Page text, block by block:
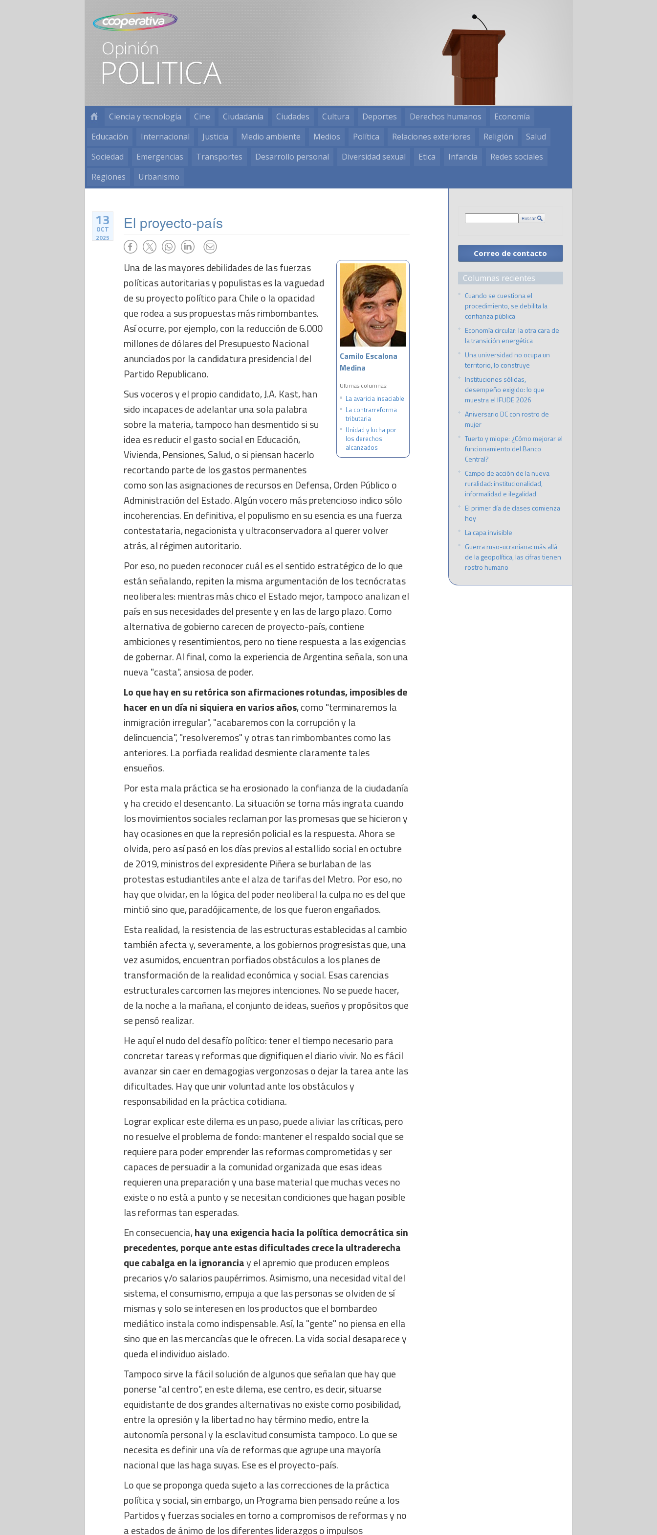
Ciencia y tecnología Cine Ciudadanía Ciudades Cultura Deportes Derechos humanos
Economía
Educación
Internacional Justicia Medio ambiente Medios Política Relaciones exteriores Religión
Salud
Sociedad
Emergencias Transportes Desarrollo personal Diversidad sexual Etica Infancia
Redes sociales
Regiones
Urbanismo
13
OCT
2025
El proyecto-país
Camilo Escalona
Medina
Ultimas columnas:
La avaricia insaciable
La contrarreforma
tributaria
Unidad y lucha por
los derechos
alcanzados
Una de las mayores debilidades de las fuerzas
políticas autoritarias y populistas es la vaguedad
de su proyecto político para Chile o la opacidad
que rodea a sus propuestas más rimbombantes.
Así ocurre, por ejemplo, con la reducción de 6.000
millones de dólares del Presupuesto Nacional
anunciados por la candidatura presidencial del
Partido Republicano.
Sus voceros y el propio candidato, J.A. Kast, han
sido incapaces de adelantar una sola palabra
sobre la materia, tampoco han desmentido si su
idea es reducir el gasto social en Educación,
Vivienda, Pensiones, Salud, o si piensan hacerlo
recortando parte de los gastos permanentes
como son las asignaciones de recursos en Defensa, Orden Público o
Administración del Estado. Algún vocero más pretencioso indico sólo
incoherencias. En definitiva, el populismo en su esencia es una fuerza
contestataria, negacionista y ultraconservadora al querer volver
atrás, al régimen autoritario.
Por eso, no pueden reconocer cuál es el sentido estratégico de lo que
están señalando, repiten la misma argumentación de los tecnócratas
neoliberales: mientras más chico el Estado mejor, tampoco analizan el
país en sus necesidades del presente y en las de largo plazo. Como
alternativa de gobierno carecen de proyecto-país, contiene
ambiciones y resentimientos, pero no tiene respuesta a las exigencias
de gobernar. Al final, como la experiencia de Argentina señala, son una
nueva "casta", ansiosa de poder.
Lo que hay en su retórica son afirmaciones rotundas, imposibles de
hacer en un día ni siquiera en varios años, como "terminaremos la
inmigración irregular", "acabaremos con la corrupción y la
delincuencia", "resolveremos" y otras tan rimbombantes como las
anteriores. La porfiada realidad desmiente claramente tales
ensueños.
Por esta mala práctica se ha erosionado la confianza de la ciudadanía
y ha crecido el desencanto. La situación se torna más ingrata cuando
los movimientos sociales reclaman por las promesas que se hicieron y
hay ocasiones en que la represión policial es la respuesta. Ahora se
olvida, pero así pasó en los días previos al estallido social en octubre
de 2019, ministros del expresidente Piñera se burlaban de las
protestas estudiantiles ante el alza de tarifas del Metro. Por eso, no
hay que olvidar, en la lógica del poder neoliberal la culpa no es del que
mintió sino que, paradójicamente, de los que fueron engañados.
Esta realidad, la resistencia de las estructuras establecidas al cambio
también afecta y, severamente, a los gobiernos progresistas que, una
vez asumidos, encuentran porfiados obstáculos a los planes de
transformación de la realidad económica y social. Esas carencias
estructurales carcomen las mejores intenciones. No se puede hacer,
de la noche a la mañana, el conjunto de ideas, sueños y propósitos que
se pensó realizar.
He aquí el nudo del desafío político: tener el tiempo necesario para
concretar tareas y reformas que dignifiquen el diario vivir. No es fácil
avanzar sin caer en demagogias vergonzosas o dejar la tarea ante las
dificultades. Hay que unir voluntad ante los obstáculos y
responsabilidad en la práctica cotidiana.
Lograr explicar este dilema es un paso, puede aliviar las críticas, pero
no resuelve el problema de fondo: mantener el respaldo social que se
requiere para poder emprender las reformas comprometidas y ser
capaces de persuadir a la comunidad organizada que esas ideas
requieren una preparación y una base material que muchas veces no
existe o no está a punto y se necesitan condiciones que hagan posible
las reformas tan esperadas.
En consecuencia,hay una exigencia hacia la política democrática sin
precedentes, porque ante estas dificultades crece la ultraderecha
que cabalga en la ignoranciay el apremio que producen empleos
precarios y/o salarios paupérrimos. Asimismo, una necesidad vital del
sistema, el consumismo, empuja a que las personas se olviden de sí
mismas y solo se interesen en los productos que el bombardeo
mediático instala como indispensable. Así, la "gente" no piensa en ella
sino que en las mercancías que le ofrecen. La vida social desaparece y
queda el individuo aislado.
Tampoco sirve la fácil solución de algunos que señalan que hay que
ponerse "al centro", en este dilema, ese centro, es decir, situarse
equidistante de dos grandes alternativas no existe como posibilidad,
entre la opresión y la libertad no hay término medio, entre la
autonomía personal y la esclavitud consumista tampoco. Lo que se
necesita es definir una vía de reformas que agrupe una mayoría
nacional que las haga suyas. Ese es el proyecto-país.
Lo que se proponga queda sujeto a las correcciones de la práctica
política y social, sin embargo, un Programa bien pensado reúne a los
Partidos y fuerzas sociales en torno a compromisos de reformas y no
a estados de ánimo de los diferentes liderazgos o impulsos
Correo de contacto
Columnas recientes
Cuando se cuestiona el
procedimiento, se debilita la
confianza pública
Economía circular: la otra cara de
la transición energética
Una universidad no ocupa un
territorio, lo construye
Instituciones sólidas,
desempeño exigido: lo que
muestra el IFUDE 2026
Aniversario DC con rostro de
mujer
Tuerto y miope: ¿Cómo mejorar el
funcionamiento del Banco
Central?
Campo de acción de la nueva
ruralidad: institucionalidad,
informalidad e ilegalidad
El primer día de clases comienza
hoy
La capa invisible
Guerra ruso-ucraniana: más allá
de la geopolítica, las cifras tienen
rostro humano